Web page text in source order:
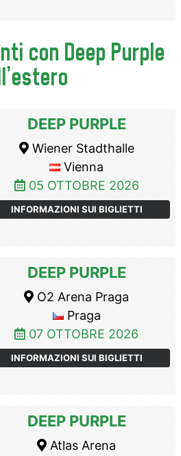
con Deep Purple
DEEP PURPLE
Wiener Stadthalle
Vienna
05 OTTOBRE 2026
INFORMAZIONI SUI BIGLIETTI
DEEP PURPLE
O2 Arena Praga
Praga
07 OTTOBRE 2026
INFORMAZIONI SUI BIGLIETTI
DEEP PURPLE
Atlas Arena